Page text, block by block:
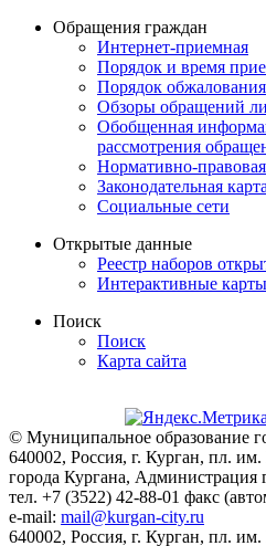
Обращения граждан
Интернет-приемная
Порядок и время
Порядок обжалования
Обзоры обращений
Обобщенная
рассмотрения
Нормативно-правовая
Законодательная карта
Социальные сети
Открытые данные
Реестр наборов
Интерактивные карты
Поиск
Поиск
Карта сайта
© Муниципальное образование
640002, Россия, г. Курган, пл.
города Кургана, Администрация
тел. +7 (3522) 42-88-01 факс
e-mail: mail@kurgan-city.ru
640002, Россия, г. Курган, пл.